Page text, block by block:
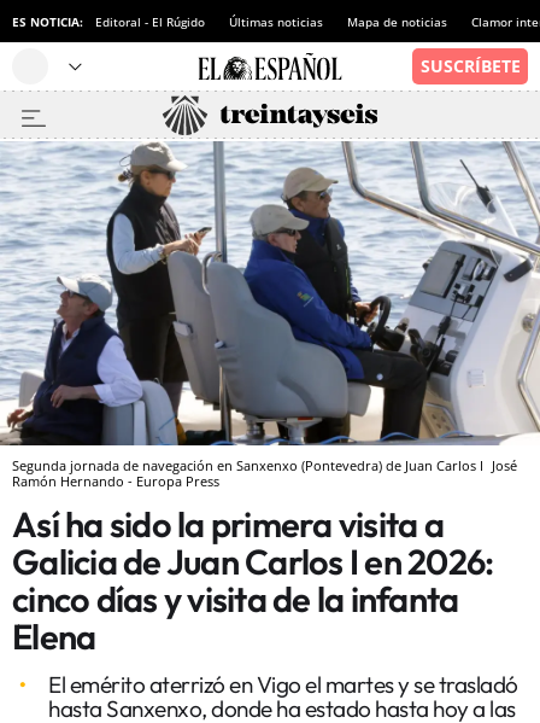
ES NOTICIA: Editoral - El Rúgido Últimas noticias Mapa de noticias Clamor
Segunda jornada de navegación en Sanxenxo (Pontevedra) de Juan Carlos I José
Ramón Hernando - Europa Press
Así ha sido la primera visita a
Galicia de Juan Carlos I en 2026:
cinco días y visita de la infanta
Elena
El emérito aterrizó en Vigo el martes y se trasladó
hasta Sanxenxo, donde ha estado hasta hoy a las